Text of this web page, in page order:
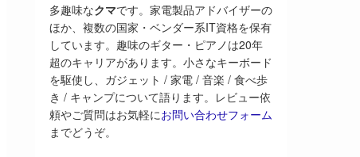
多趣味なクマです。家電製品アドバイザーの
ほか、複数の国家・ベンダー系IT資格を保有
しています。趣味のギター・ピアノは20年
超のキャリアがあります。小さなキーボード
を駆使し、ガジェット / 家電 / 音楽 / 食べ歩
き / キャンプについて語ります。レビュー依
頼やご質問はお気軽にお問い合わせフォーム
までどうぞ。